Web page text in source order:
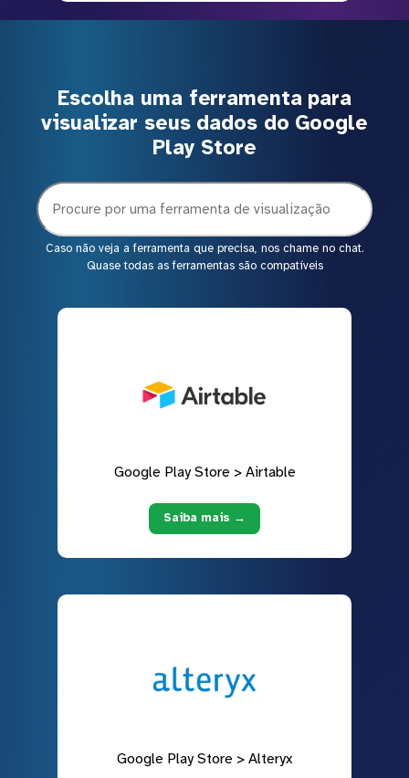
Escolha uma ferramenta para
visualizar seus dados do Google
Play Store
Caso não veja a ferramenta que precisa, nos chame no chat.
Quase todas as ferramentas são compatíveis
Google Play Store > Airtable
Saiba mais →
Google Play Store > Alteryx